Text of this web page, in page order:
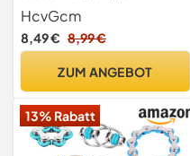
Knautschball Für Kinder Und
Erwachsene, Langsam
Zurückfedernd,
cm, Ideal Für Büro, Schule
HcvGcm
8,49 € 8,99 €
ZUM ANGEBOT
13% Rabatt